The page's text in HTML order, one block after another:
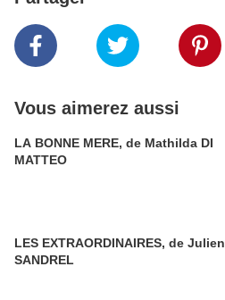
Vous aimerez aussi
LA BONNE MERE, de Mathilda DI
MATTEO
LES EXTRAORDINAIRES, de Julien
SANDREL